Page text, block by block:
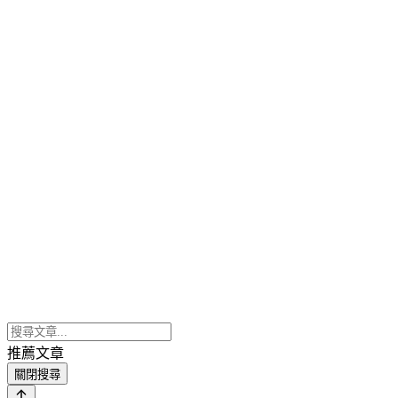
推薦文章
關閉搜尋